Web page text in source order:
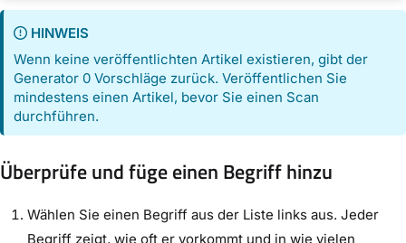
HINWEIS
Wenn keine veröffentlichten Artikel existieren, gibt der
Generator 0 Vorschläge zurück. Veröffentlichen Sie
mindestens einen Artikel, bevor Sie einen Scan
durchführen.
Überprüfe und füge einen Begriff hinzu
Wählen Sie einen Begriff aus der Liste links aus. Jeder
Begriff zeigt, wie oft er vorkommt und in wie vielen